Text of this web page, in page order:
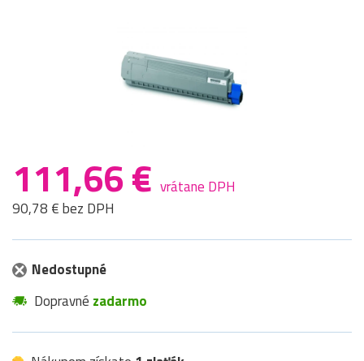
111,66 € vrátane DPH
90,78 € bez DPH
Nedostupné
Dopravné zadarmo